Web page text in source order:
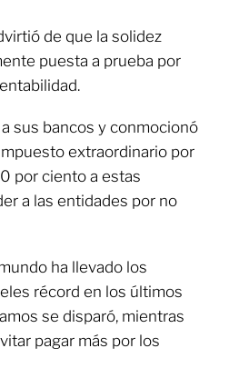
de que la solidez
puesta a prueba por
sus bancos y conmocionó
extraordinario por
por ciento a estas
a las entidades por no
ha llevado los
récord en los últimos
se disparó, mientras
pagar más por los